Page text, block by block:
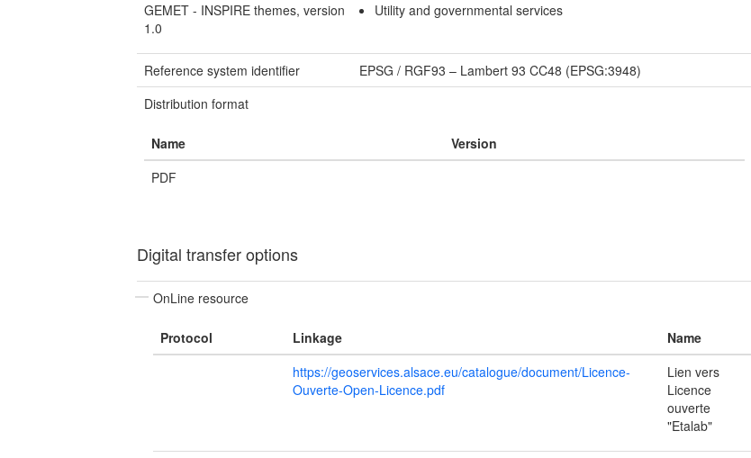
GEMET - INSPIRE themes, version
1.0
Utility and governmental services
Reference system identifier EPSG / RGF93 – Lambert 93 CC48 (EPSG:3948)
Distribution format
Name
Version
PDF
Digital transfer options
OnLine resource
Protocol Linkage
Name
https://geoservices.alsace.eu/catalogue/document/Licence-
Ouverte-Open-Licence.pdf
Lien vers
Licence
ouverte
"Etalab"